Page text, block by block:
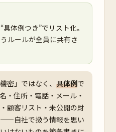
体例つき”でリスト化。
ルールが全員に共有さ
密」ではなく、 具体例で
・住所・電話・メール・
顧客リスト・未公開の財
自社で扱う情報を思い